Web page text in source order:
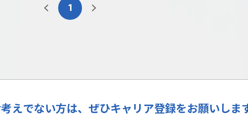
1
えでない方は、ぜひキャリア登録をお願いします